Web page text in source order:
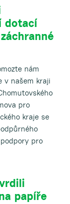
dotací
nám
v našem kraji
pro
kraje se
pro
papíře